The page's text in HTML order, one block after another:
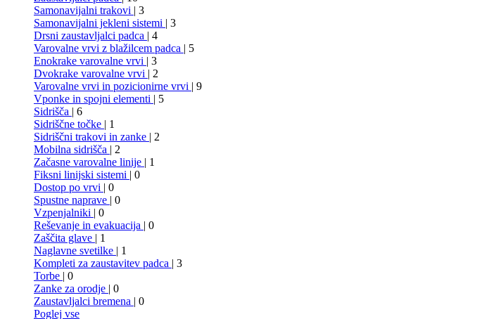
Samonavijalni trakovi | 3
Samonavijalni jekleni sistemi | 3
Drsni zaustavljalci padca | 4
Varovalne vrvi z blažilcem padca | 5
Enokrake varovalne vrvi | 3
Dvokrake varovalne vrvi | 2
Varovalne vrvi in pozicionirne vrvi | 9
Vponke in spojni elementi | 5
Sidrišča | 6
Sidriščne točke | 1
Sidriščni trakovi in zanke | 2
Mobilna sidrišča | 2
Začasne varovalne linije | 1
Fiksni linijski sistemi | 0
Dostop po vrvi | 0
Spustne naprave | 0
Vzpenjalniki | 0
Reševanje in evakuacija | 0
Zaščita glave | 1
Naglavne svetilke | 1
Kompleti za zaustavitev padca | 3
Torbe | 0
Zanke za orodje | 0
Zaustavljalci bremena | 0
Poglej vse